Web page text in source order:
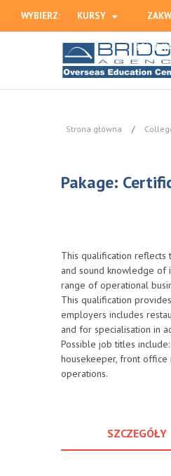
WYBIERZ: KURSY
HOLIDAY
Strona główna /
Pakage:
This qualification
and sound knowledge of
range of operational
This qualification
employers includes
and for specialisation in
Possible job titles
housekeeper, front office
operations.
SZCZEGÓŁY